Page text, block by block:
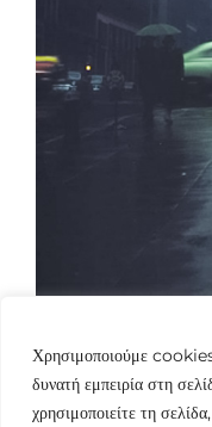
Χρησιμοποιούμε
δυνατή εμπειρία στη
χρησιμοποιείτε τη